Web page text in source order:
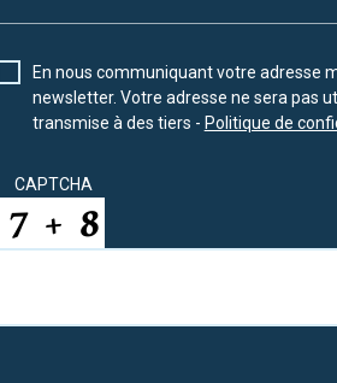
En nous communiquant votre adresse
newsletter. Votre adresse ne sera pas
transmise à des tiers - Politique de
CAPTCHA